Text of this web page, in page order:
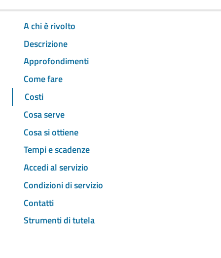
A chi è rivolto
Descrizione
Approfondimenti
Come fare
Costi
Cosa serve
Cosa si ottiene
Tempi e scadenze
Accedi al servizio
Condizioni di servizio
Contatti
Strumenti di tutela